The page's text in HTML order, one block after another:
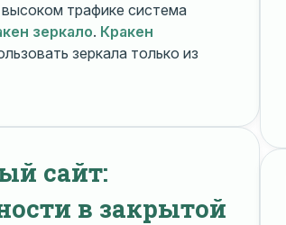
трафике система
зеркало. Кракен
зеркала только из
сайт:
в закрытой